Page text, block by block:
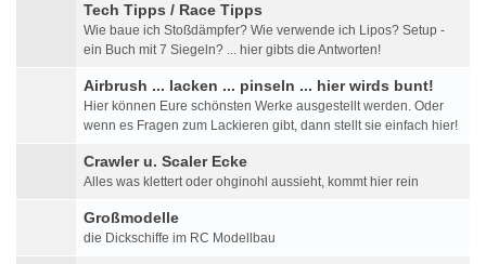
Tech Tipps / Race Tipps
Wie baue ich Stoßdämpfer? Wie verwende ich Lipos? Setup -
ein Buch mit 7 Siegeln? ... hier gibts die Antworten!
Airbrush ... lacken ... pinseln ... hier wirds bunt!
Hier können Eure schönsten Werke ausgestellt werden. Oder
wenn es Fragen zum Lackieren gibt, dann stellt sie einfach hier!
Crawler u. Scaler Ecke
Alles was klettert oder ohginohl aussieht, kommt hier rein
Großmodelle
die Dickschiffe im RC Modellbau